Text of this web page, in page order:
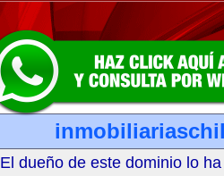
El dueño de este dominio lo